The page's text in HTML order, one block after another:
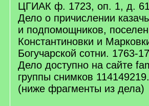
ЦГИАК ф. 1723, оп. 1, д.
Дело о причислении
и подпомощников,
Константиновки и
Богучарской сотни. 1763-
Дело доступно на сайте
группы снимков 114149219.
(ниже фрагменты из дела)